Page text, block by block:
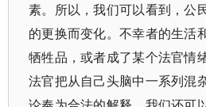
素。所以，我们可以看到，公
的更换而变化。不幸者的生活
牺牲品，或者成了某个法官情
法官把从自己头脑中一系列混